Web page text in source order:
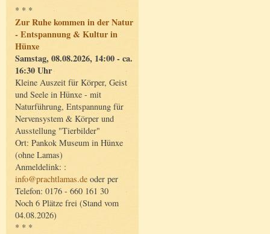
* * *
Zur Ruhe kommen in der Natur
- Entspannung & Kultur in
Hünxe
Samstag, 08.08.2026, 14:00 - ca.
16:30 Uhr
Kleine Auszeit für Körper, Geist
und Seele in Hünxe - mit
Naturführung, Entspannung für
Nervensystem & Körper und
Ausstellung "Tierbilder"
Ort: Pankok Museum in Hünxe
(ohne Lamas)
Anmeldelink: :
info@prachtlamas.de oder per
Telefon: 0176 - 660 161 30
Noch 6 Plätze frei (Stand vom
04.08.2026)
* * *